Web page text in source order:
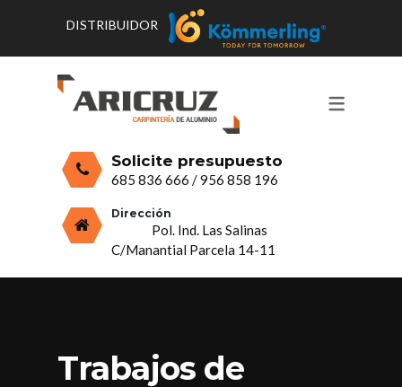
PRODUCTOS
PUERTAS, VENTANAS Y
CERRAMIENTOS, PORCHES Y TECHOS
ALUMINIO
CONTACTO Y HORARIOS
PRESUPUESTO
DISTRIBUIDOR
Solicite presupuesto
685 836 666 /956 858 196
Dirección
Pol. Ind. Las Salinas
C/Manantial Parcela 14-11
Trabajos de